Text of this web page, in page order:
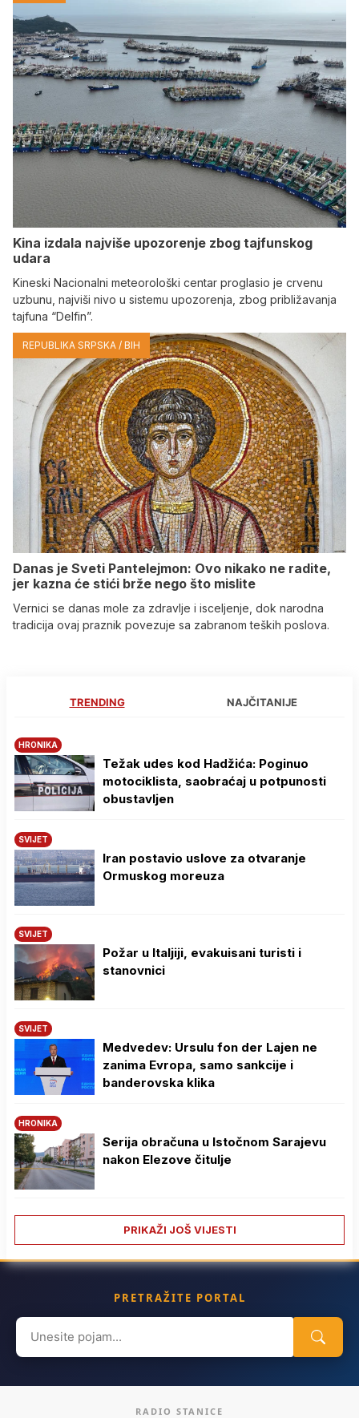
Kina izdala najviše upozorenje zbog tajfunskog
udara
Kineski Nacionalni meteorološki centar proglasio je crvenu
uzbunu, najviši nivo u sistemu upozorenja, zbog približavanja
tajfuna “Delfin”.
REPUBLIKA SRPSKA / BIH
Danas je Sveti Pantelejmon: Ovo nikako ne radite,
jer kazna će stići brže nego što mislite
Vernici se danas mole za zdravlje i isceljenje, dok narodna
tradicija ovaj praznik povezuje sa zabranom teških poslova.
TRENDING NAJČITANIJE
HRONIKA
Težak udes kod Hadžića: Poginuo
motociklista, saobraćaj u potpunosti
obustavljen
SVIJET
Iran postavio uslove za otvaranje
Ormuskog moreuza
SVIJET
Požar u Italjiji, evakuisani turisti i
stanovnici
SVIJET
Medvedev: Ursulu fon der Lajen ne
zanima Evropa, samo sankcije i
banderovska klika
HRONIKA
Serija obračuna u Istočnom Sarajevu
nakon Elezove čitulje
PRIKAŽI JOŠ VIJESTI
PRETRAŽITE PORTAL
Search
for:
RADIO STANICE